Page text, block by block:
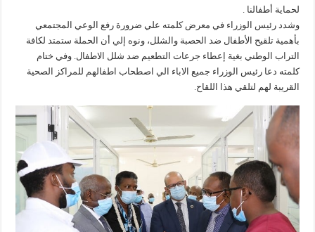
لحماية أطفالنا .
وشدد رئيس الوزراء في معرض كلمته علي ضرورة رفع الوعي المجتمعي
بأهمية تلقيح الأطفال ضد الحصبة والشلل، ونوه إلي أن الحملة ستمتد لكافة
التراب الوطني بغية إعطاء جرعات التطعيم ضد شلل الاطفال. وفي ختام
كلمته دعا رئيس الوزراء جميع الاباء الي اصطحاب اطفالهم للمراكز الصحية
القريبة لهم لتلقي هذا اللقاح.